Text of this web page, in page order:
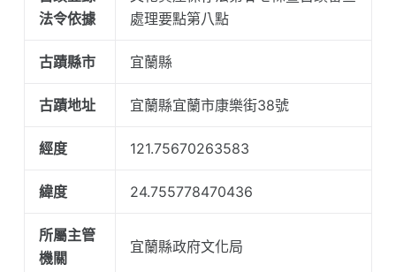
法令依據
處理要點第八點
古蹟縣市 宜蘭縣
古蹟地址 宜蘭縣宜蘭市康樂街38號
經度 121.75670263583
緯度 24.755778470436
所屬主管
機關
宜蘭縣政府文化局